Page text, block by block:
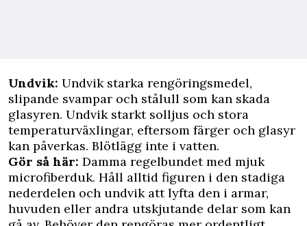
Undvik: Undvik starka rengöringsmedel,
slipande svampar och stålull som kan skada
glasyren. Undvik starkt solljus och stora
temperaturväxlingar, eftersom färger och glasyr
kan påverkas. Blötlägg inte i vatten.
Gör så här: Damma regelbundet med mjuk
microfiberduk. Håll alltid figuren i den stadiga
nederdelen och undvik att lyfta den i armar,
huvuden eller andra utskjutande delar som kan